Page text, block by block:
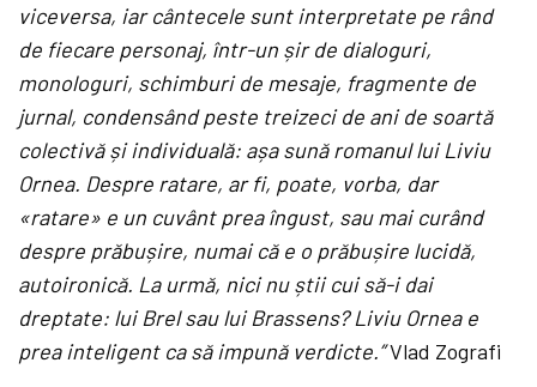
viceversa, iar cântecele sunt interpretate pe rând
de fiecare personaj, într-un șir de dialoguri,
monologuri, schimburi de mesaje, fragmente de
jurnal, condensând peste treizeci de ani de soartă
colectivă și individuală: așa sună romanul lui Liviu
Ornea. Despre ratare, ar fi, poate, vorba, dar
«ratare» e un cuvânt prea îngust, sau mai curând
despre prăbușire, numai că e o prăbușire lucidă,
autoironică. La urmă, nici nu știi cui să-i dai
dreptate: lui Brel sau lui Brassens? Liviu Ornea e
prea inteligent ca să impună verdicte.”Vlad Zografi